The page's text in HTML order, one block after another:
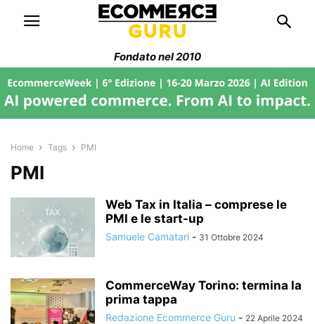
Fondato nel 2010
Home Tags PMI
PMI
Web Tax in Italia – comprese le
PMI e le start-up
Samuele Camatari - 31 Ottobre 2024
CommerceWay Torino: termina la
prima tappa
Redazione Ecommerce Guru - 22 Aprile 2024